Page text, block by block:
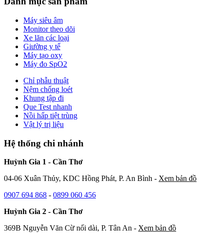
Máy siêu âm
Monitor theo dõi
Xe lăn các loại
Giường y tế
Máy tạo oxy
Máy đo SpO2
Chỉ phẫu thuật
Nệm chống loét
Khung tập đi
Que Test nhanh
Nồi hấp tiệt trùng
Vật lý trị liệu
Hệ thống chi nhánh
Huỳnh Gia 1 - Cần Thơ
04-06 Xuân Thủy, KDC Hồng Phát, P. An Bình - Xem bản đồ
0907 694 868 - 0899 060 456
Huỳnh Gia 2 - Cần Thơ
369B Nguyễn Văn Cừ nối dài, P. Tân An - Xem bản đồ